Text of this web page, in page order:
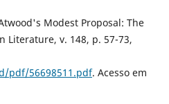
Modest Proposal: The
Literature, v. 148, p. 57-73,
pdf/56698511.pdf. Acesso em